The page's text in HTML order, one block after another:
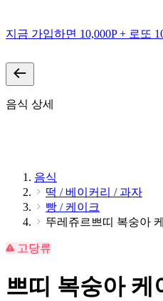
지금 가입하면 10,000P + 로또
음식 상세
음식
떡 / 베이커리 / 과자
빵 / 케이크
뚜레쥬르쁘띠 복숭아
고당류
쁘띠 복숭아 케